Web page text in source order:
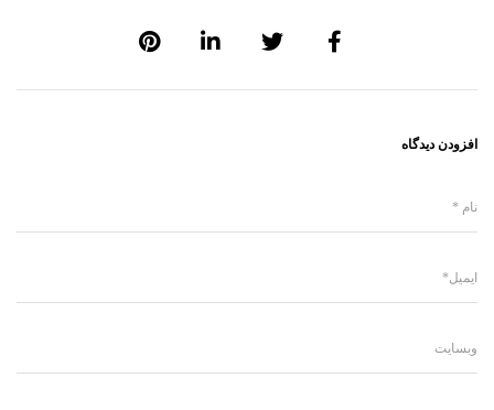
افزودن دیدگاه